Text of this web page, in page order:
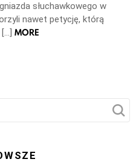
słuchawkowego w
nawet petycję, którą
MORE